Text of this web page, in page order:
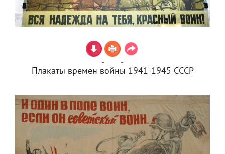
Плакаты времен войны 1941-1945 СССР